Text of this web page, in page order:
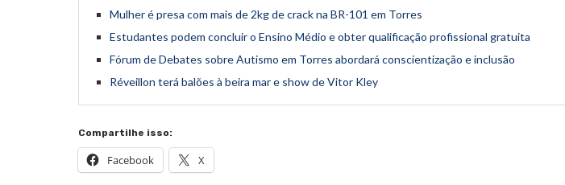
Mulher é presa com mais de 2kg de crack na BR-101 em Torres
Estudantes podem concluir o Ensino Médio e obter qualificação profissional gratuita
Fórum de Debates sobre Autismo em Torres abordará conscientização e inclusão
Réveillon terá balões à beira mar e show de Vitor Kley
Compartilhe isso:
Facebook X